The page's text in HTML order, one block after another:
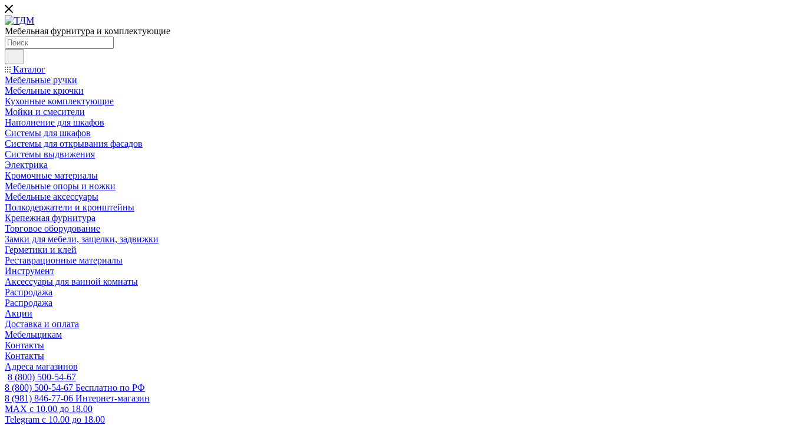
Мебельная фурнитура и комплектующие
Каталог
Мебельные ручки
Мебельные крючки
Кухонные комплектующие
Мойки и смесители
Наполнение для шкафов
Cистемы для шкафов
Системы для открывания фасадов
Системы выдвижения
Электрика
Кромочные материалы
Мебельные опоры и ножки
Мебельные аксессуары
Полкодержатели и кронштейны
Крепежная фурнитура
Торговое оборудование
Замки для мебели, защелки, задвижки
Герметики и клей
Реставрационные материалы
Инструмент
Аксессуары для ванной комнаты
Распродажа
Распродажа
Акции
Доставка и оплата
Мебельщикам
Контакты
Контакты
Адреса магазинов
8 (800) 500-54-67
8 (800) 500-54-67 Бесплатно по РФ
8 (981) 846-77-06 Интернет-магазин
MAX с 10.00 до 18.00
Telegram с 10.00 до 18.00